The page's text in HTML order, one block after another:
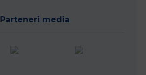
Parteneri media